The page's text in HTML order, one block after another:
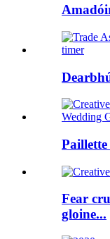
Fear
gloine...